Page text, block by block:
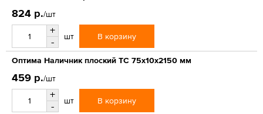
824 р./шт
+
-
шт В корзину
Оптима Наличник плоский ТС 75х10х2150 мм
459 р./шт
+
-
шт В корзину